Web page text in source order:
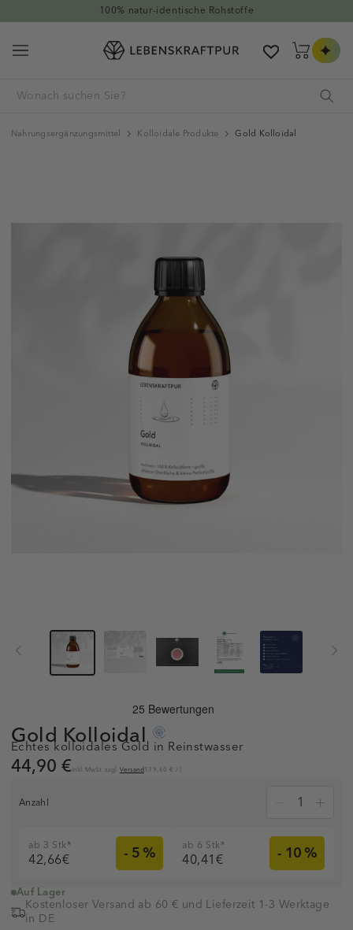
100% natur-identische Rohstoffe
Warenkorb
Nahrungsergänzungsmittel Kolloidale Produkte Gold Kolloidal
GoldKolloidal
Echtes kolloidales Gold in Reinstwasser
44,90 € inkl. MwSt. zzgl. Versand179,60 € /
Anzahl
ab 3 Stk*
42,66€ - 5 % ab 6 Stk*
40,41€ - 10 %
Auf Lager
Kostenloser Versand ab 60 € und Lieferzeit 1-3 Werktage
in DE